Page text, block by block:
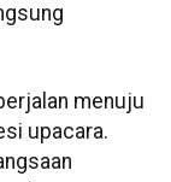
menuju
upacara.